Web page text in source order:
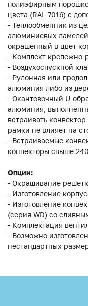
полиэфирным
цвета (RAL 7016) с
- Теплообменник из
алюминиевых
окрашенный в цвет
- Комплект крепежно-
- Воздухоспускной
- Рулонная или
алюминия либо из
- Окантовочный U-
алюминия,
встраивать
рамки не влияет на
- Встраиваемые
конвекторы свыше
Опции:
- Окрашивание
- Изготовление
- Изготовление
(серия WD) со
- Комплектация
- Возможно
нестандартных